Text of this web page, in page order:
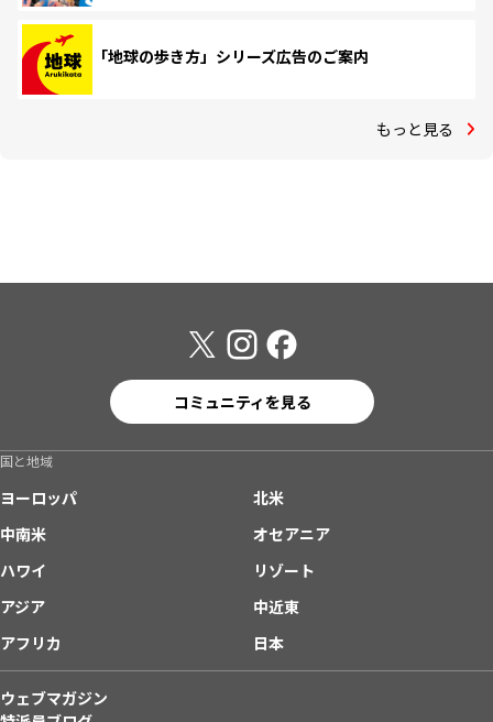
「地球の歩き方」シリーズ広告のご案内
もっと見る
コミュニティを見る
国と地域
ヨーロッパ
北米
中南米
オセアニア
ハワイ
リゾート
アジア
中近東
アフリカ
日本
ウェブマガジン